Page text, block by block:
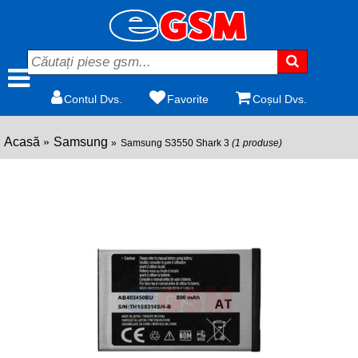
Contul Dvs. Favorite Coșul Dvs.
Acasă Samsung Samsung S3550 Shark 3 (1 produse)